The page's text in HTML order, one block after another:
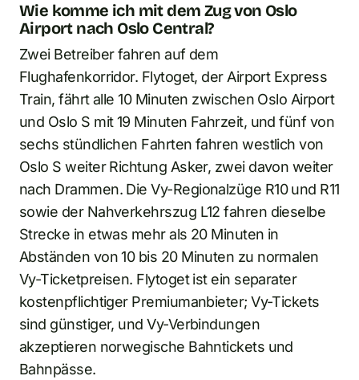
Wie komme ich mit dem Zug von Oslo
Airport nach Oslo Central?
Zwei Betreiber fahren auf dem
Flughafenkorridor. Flytoget, der Airport Express
Train, fährt alle 10 Minuten zwischen Oslo Airport
und Oslo S mit 19 Minuten Fahrzeit, und fünf von
sechs stündlichen Fahrten fahren westlich von
Oslo S weiter Richtung Asker, zwei davon weiter
nach Drammen. Die Vy-Regionalzüge R10 und R11
sowie der Nahverkehrszug L12 fahren dieselbe
Strecke in etwas mehr als 20 Minuten in
Abständen von 10 bis 20 Minuten zu normalen
Vy-Ticketpreisen. Flytoget ist ein separater
kostenpflichtiger Premiumanbieter; Vy-Tickets
sind günstiger, und Vy-Verbindungen
akzeptieren norwegische Bahntickets und
Bahnpässe.